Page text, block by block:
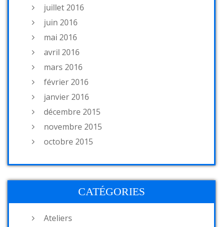
juillet 2016
juin 2016
mai 2016
avril 2016
mars 2016
février 2016
janvier 2016
décembre 2015
novembre 2015
octobre 2015
CATÉGORIES
Ateliers